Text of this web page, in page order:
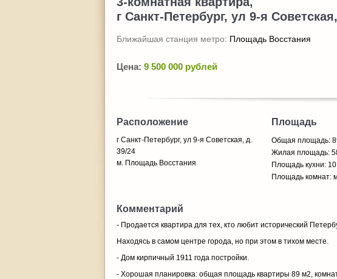
г Санкт-Петербург, ул 9-я
Ближайшая станция метро: Площадь Восстания
Цена: 9 500 000 рублей
Расположение
г Санкт-Петербург, ул 9-я Советская, д.
39/24
м. Площадь Восстания
Площадь
Общая площадь:
Жилая площадь:
Площадь кухни:
Площадь комнат:
Комментарий
- Продается квартира для тех, кто любит исторический
Находясь в самом центре города, но при этом в тихом месте.
- Дом кирпичный 1911 года постройки.
- Хорошая планировка: общая площадь квартиры 89 м2,